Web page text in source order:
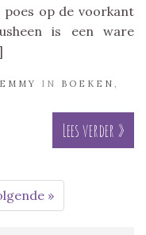
poes op de voorkant
is een ware
EMMY IN BOEKEN
Lees verder »
»